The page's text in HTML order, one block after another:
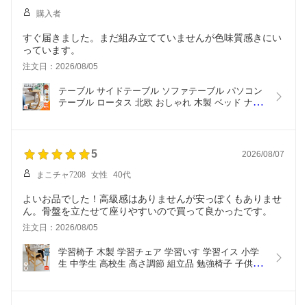
購入者
すぐ届きました。まだ組み立てていませんが色味質感きにい
っています。
注文日：2026/08/05
テーブル サイドテーブル ソファテーブル パソコン
テーブル ロータス 北欧 おしゃれ 木製 ベッド ナイ
5 2026/08/07
まこチャ7208 女性 40代
よいお品でした！高級感はありませんが安っぽくもありませ
ん。骨盤を立たせて座りやすいので買って良かったです。
注文日：2026/08/05
学習椅子 木製 学習チェア 学習いす 学習イス 小学
生 中学生 高校生 高さ調節 組立品 勉強椅子 子供チ